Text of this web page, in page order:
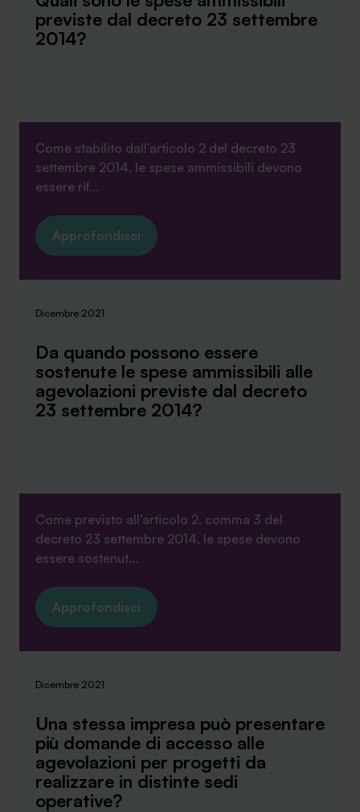
Ambassador
+030.3540104
previste dal decreto 23 settembre
2014?
Come stabilito dall’articolo 2 del decreto 23
settembre 2014, le spese ammissibili devono
essere rif...
Approfondisci
Dicembre 2021
Da quando possono essere
sostenute le spese ammissibili alle
agevolazioni previste dal decreto
23 settembre 2014?
Come previsto all’articolo 2, comma 3 del
decreto 23 settembre 2014, le spese devono
essere sostenut...
Approfondisci
Dicembre 2021
Una stessa impresa può presentare
più domande di accesso alle
agevolazioni per progetti da
realizzare in distinte sedi
operative?